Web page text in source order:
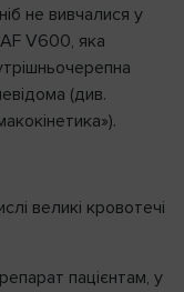
не вивчалися у
V600, яка
(див.
великі кровотечі
пацієнтам, у